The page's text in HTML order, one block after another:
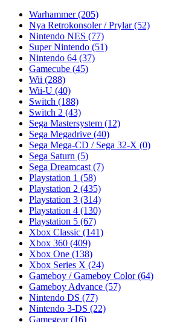
Warhammer(205)
Nya Retrokonsoler / Prylar(52)
Nintendo NES (77)
Super Nintendo (51)
Nintendo 64 (37)
Gamecube (45)
Wii (288)
Wii-U (40)
Switch (188)
Switch 2 (43)
Sega Mastersystem (12)
Sega Megadrive (40)
Sega Mega-CD / Sega 32-X (0)
Sega Saturn (5)
Sega Dreamcast (7)
Playstation 1 (58)
Playstation 2 (435)
Playstation 3 (314)
Playstation 4 (130)
Playstation 5 (67)
Xbox Classic (141)
Xbox 360 (409)
Xbox One (138)
Xbox Series X (24)
Gameboy / Gameboy Color(64)
Gameboy Advance (57)
Nintendo DS (77)
Nintendo 3-DS (22)
Gamegear(16)